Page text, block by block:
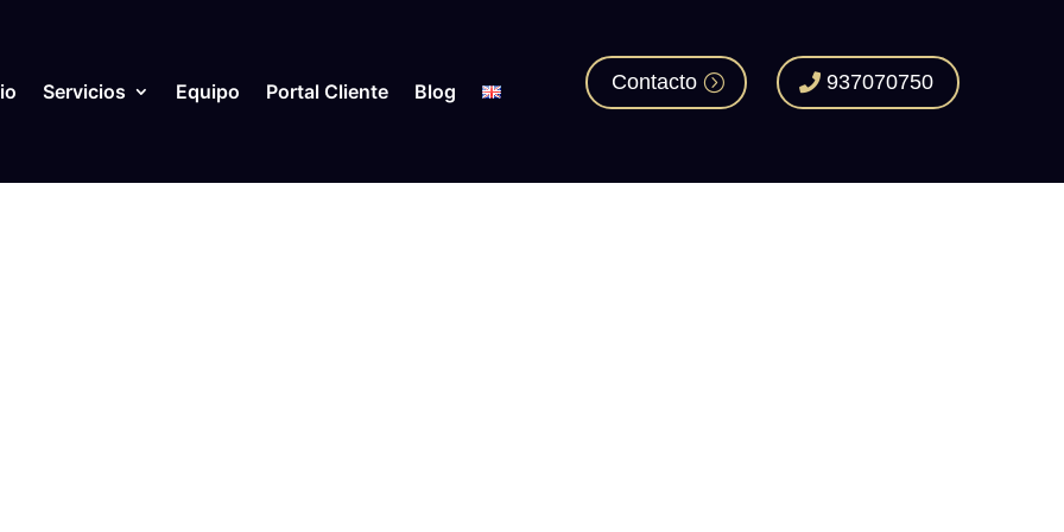
Servicios Equipo Portal Cliente Blog Contacto 937070750